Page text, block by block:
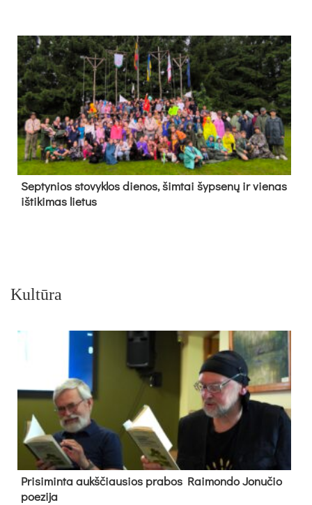
Sep­ty­nios sto­vyk­los die­nos, šim­tai šyp­se­nų ir vie­nas
iš­ti­ki­mas lie­tus
Kultūra
Pri­si­min­ta aukš­čiau­sios pra­bos Rai­mon­do Jo­nu­čio
poe­zi­ja